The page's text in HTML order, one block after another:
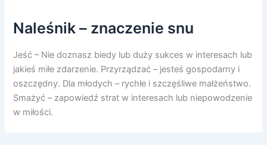
Naleśnik – znaczenie snu
Jeść – Nie doznasz biedy lub duży sukces w interesach lub
jakieś miłe zdarzenie. Przyrządzać – jesteś gospodarny i
oszczędny. Dla młodych – rychłe i szczęśliwe małżeństwo.
Smażyć – zapowiedź strat w interesach lub niepowodzenie
w miłości.